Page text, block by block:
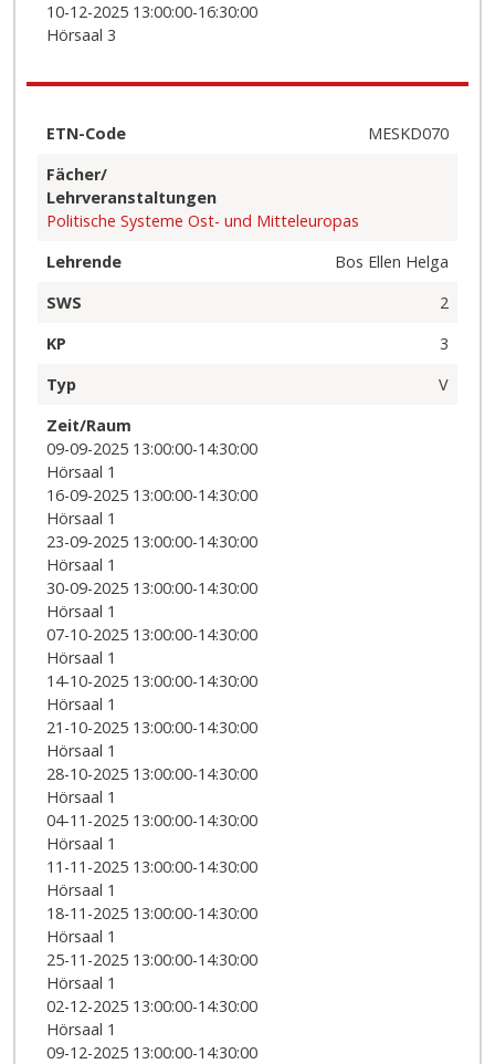
10-12-2025 13:00:00-16:30:00
Hörsaal 3
ETN-Code
MESKD070
Fächer/
Lehrveranstaltungen
Politische Systeme Ost- und Mitteleuropas
Lehrende
Bos Ellen Helga
SWS
2
KP
3
Typ
V
Zeit/Raum
09-09-2025 13:00:00-14:30:00
Hörsaal 1
16-09-2025 13:00:00-14:30:00
Hörsaal 1
23-09-2025 13:00:00-14:30:00
Hörsaal 1
30-09-2025 13:00:00-14:30:00
Hörsaal 1
07-10-2025 13:00:00-14:30:00
Hörsaal 1
14-10-2025 13:00:00-14:30:00
Hörsaal 1
21-10-2025 13:00:00-14:30:00
Hörsaal 1
28-10-2025 13:00:00-14:30:00
Hörsaal 1
04-11-2025 13:00:00-14:30:00
Hörsaal 1
11-11-2025 13:00:00-14:30:00
Hörsaal 1
18-11-2025 13:00:00-14:30:00
Hörsaal 1
25-11-2025 13:00:00-14:30:00
Hörsaal 1
02-12-2025 13:00:00-14:30:00
Hörsaal 1
09-12-2025 13:00:00-14:30:00